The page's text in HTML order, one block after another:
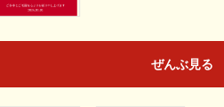
ぜんぶ見る